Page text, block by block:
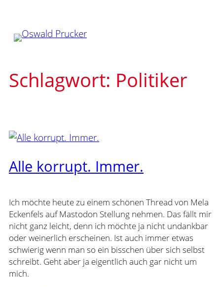
springen
Schlagwort: Politiker
Alle korrupt. Immer.
Ich möchte heute zu einem schönen Thread von Mela
Eckenfels auf Mastodon Stellung nehmen. Das fällt mir
nicht ganz leicht, denn ich möchte ja nicht undankbar
oder weinerlich erscheinen. Ist auch immer etwas
schwierig wenn man so ein bisschen über sich selbst
schreibt. Geht aber ja eigentlich auch gar nicht um
mich.